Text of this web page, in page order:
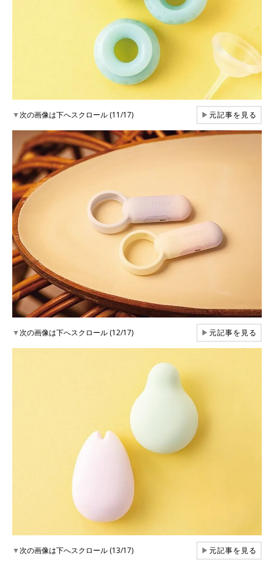
▼次の画像は下へスクロール (11/17) ▶元記事を見る
▼次の画像は下へスクロール (12/17) ▶元記事を見る
▼次の画像は下へスクロール (13/17) ▶元記事を見る